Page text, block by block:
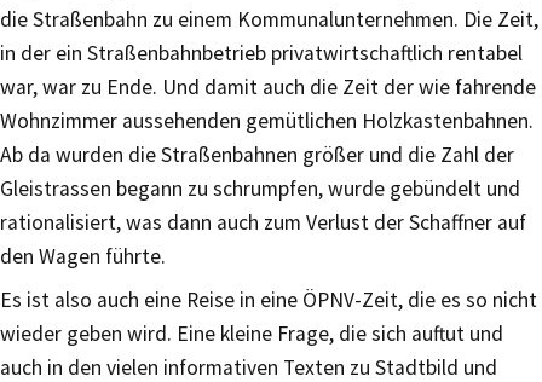
die Straßenbahn zu einem Kommunalunternehmen. Die Zeit,
in der ein Straßenbahnbetrieb privatwirtschaftlich rentabel
war, war zu Ende. Und damit auch die Zeit der wie fahrende
Wohnzimmer aussehenden gemütlichen Holzkastenbahnen.
Ab da wurden die Straßenbahnen größer und die Zahl der
Gleistrassen begann zu schrumpfen, wurde gebündelt und
rationalisiert, was dann auch zum Verlust der Schaffner auf
den Wagen führte.
Es ist also auch eine Reise in eine ÖPNV-Zeit, die es so nicht
wieder geben wird. Eine kleine Frage, die sich auftut und
auch in den vielen informativen Texten zu Stadtbild und